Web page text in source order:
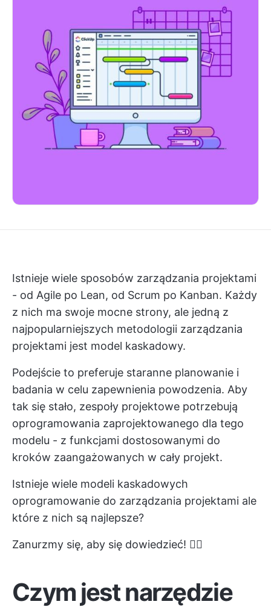
Istnieje wiele sposobów zarządzania projektami
- od Agile po Lean, od Scrum po Kanban. Każdy
z nich ma swoje mocne strony, ale jedną z
najpopularniejszych metodologii zarządzania
projektami jest model kaskadowy.
Podejście to preferuje staranne planowanie i
badania w celu zapewnienia powodzenia. Aby
tak się stało, zespoły projektowe potrzebują
oprogramowania zaprojektowanego dla tego
modelu - z funkcjami dostosowanymi do
kroków zaangażowanych w cały projekt.
Istnieje wiele modeli kaskadowych
oprogramowanie do zarządzania projektami ale
które z nich są najlepsze?
Zanurzmy się, aby się dowiedzieć! 🏊‍♀️
Czym jest narzędzie